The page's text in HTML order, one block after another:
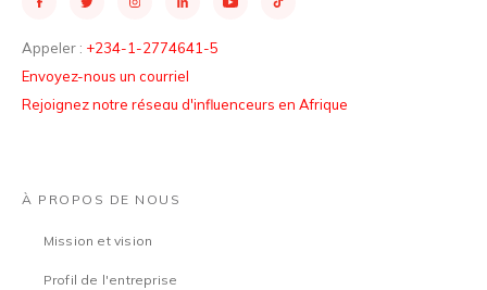
Appeler : +234-1-2774641-5
Envoyez-nous un courriel
Rejoignez notre réseau d'influenceurs en Afrique
À PROPOS DE NOUS
Mission et vision
Profil de l'entreprise